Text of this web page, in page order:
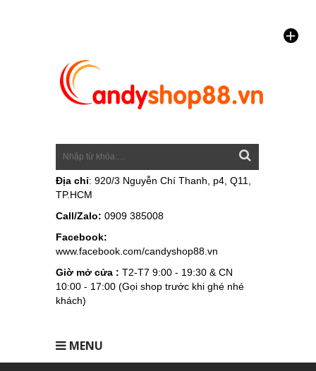
Địa chỉ: 920/3 Nguyễn Chí Thanh, p4, Q11,
TP.HCM
Call/Zalo: 0909 385008
Facebook:
www.facebook.com/candyshop88.vn
Giờ mở cửa : T2-T7 9:00 - 19:30 & CN
10:00 - 17:00 (Gọi shop trước khi ghé nhé
khách)
MENU